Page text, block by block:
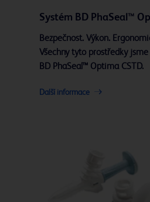
Systém BD PhaSeal™
Bezpečnost. Výkon.
Všechny tyto prostředky
BD PhaSeal™ Optima CSTD.
Další informace